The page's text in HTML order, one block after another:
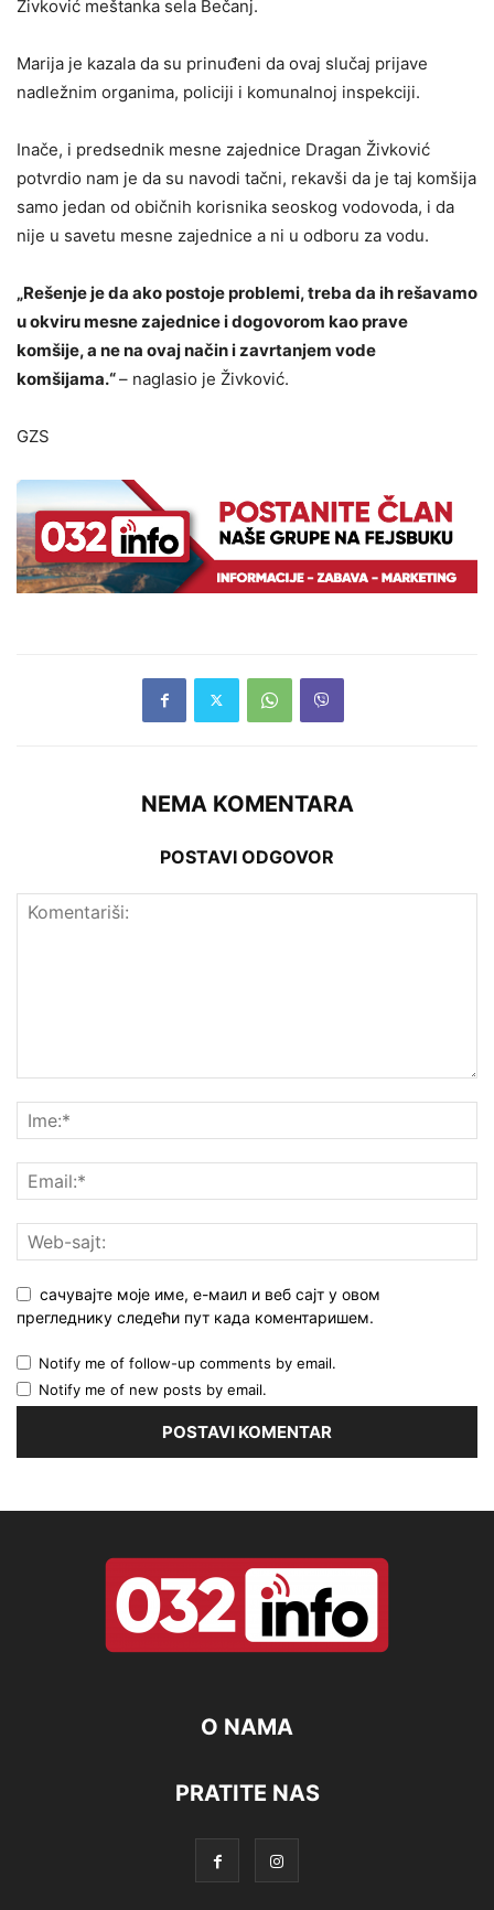
Živković meštanka sela Bečanj.
Marija je kazala da su prinuđeni da ovaj slučaj prijave
nadležnim organima, policiji i komunalnoj inspekciji.
Inače, i predsednik mesne zajednice Dragan Živković
potvrdio nam je da su navodi tačni, rekavši da je taj komšija
samo jedan od običnih korisnika seoskog vodovoda, i da
nije u savetu mesne zajednice a ni u odboru za vodu.
„Rešenje je da ako postoje problemi, treba da ih rešavamo
u okviru mesne zajednice i dogovorom kao prave
komšije, a ne na ovaj način i zavrtanjem vode
komšijama.“– naglasio je Živković.
GZS
NEMA KOMENTARA
POSTAVI ODGOVOR
сачувајте моје име, е-маил и веб сајт у овом
прегледнику следећи пут када коментаришем.
Notify me of follow-up comments by email.
Notify me of new posts by email.
O NAMA
PRATITE NAS